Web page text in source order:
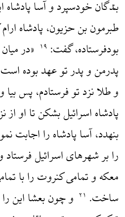
بندگان خودسپرد و آسا پادشاه
طبرمون بن حزیون، پادشاه
بودفرستاده، گفت: ۱۹ «در
پدرمن و پدر تو عهد بوده
و طلا نزد تو فرستادم، پس
پادشاه اسرائیل بشکن تا او از
بنهدد، آسا پادشاه را اجابت
را بر شهرهای اسرائیل
معکه و تمامی کنروت را با
ساخت. ۲۱ و چون بعشا این را